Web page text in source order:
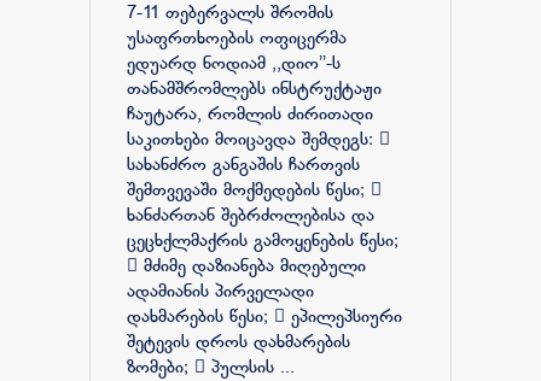
7-11 თებერვალს შრომის
უსაფრთხოების ოფიცერმა
ედუარდ ნოდიამ ,,დიო’’-ს
თანამშრომლებს ინსტრუქტაჟი
ჩაუტარა, რომლის ძირითადი
საკითხები მოიცავდა შემდეგს: 
სახანძრო განგაშის ჩართვის
შემთვევაში მოქმედების წესი; 
ხანძართან შებრძოლებისა და
ცეცხქლმაქრის გამოყენების წესი;
 მძიმე დაზიანება მიღებული
ადამიანის პირველადი
დახმარების წესი;  ეპილეპსიური
შეტევის დროს დახმარების
ზომები;  პულსის ...